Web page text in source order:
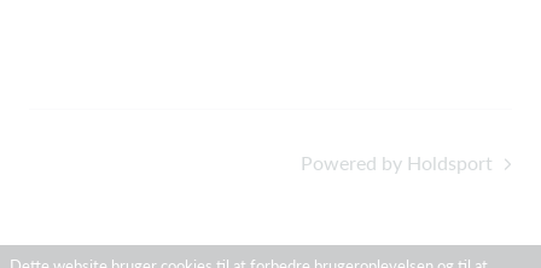
Powered by Holdsport